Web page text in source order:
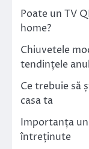
Poate un TV
home?
Chiuvetele
tendințele
Ce trebuie să
casa ta
Importanța
întreținute